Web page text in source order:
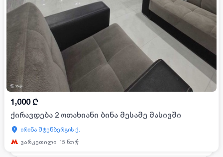
1,000 ₾
ქირავდება 2 ოთახიანი ბინა მესამე მასივში
ირინა შტენბერგის ქ.
ვარკეთილი 15 წთ